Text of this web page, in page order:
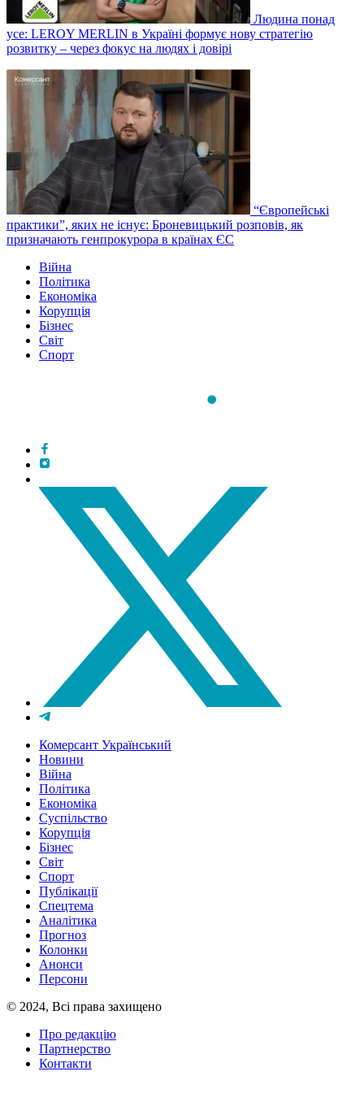
Людина понад
усе: LEROY MERLIN в Україні формує нову стратегію
розвитку – через фокус на людях і довірі
“Європейські
практики”, яких не існує: Броневицький розповів, як
призначають генпрокурора в країнах ЄС
Війна
Політика
Економіка
Корупція
Бізнес
Світ
Спорт
Комерсант Український
Новини
Війна
Політика
Економіка
Суспільство
Корупція
Бізнес
Світ
Спорт
Публікації
Спецтема
Аналітика
Прогноз
Колонки
Анонси
Персони
© 2024, Всі права захищено
Про редакцію
Партнерство
Контакти